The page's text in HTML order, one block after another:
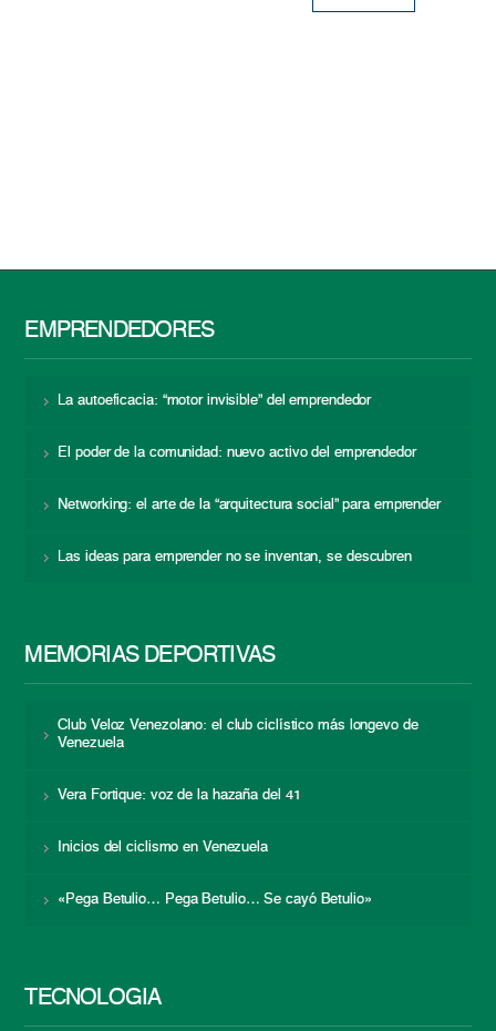
EMPRENDEDORES
La autoeficacia: “motor invisible” del emprendedor
El poder de la comunidad: nuevo activo del emprendedor
Networking: el arte de la “arquitectura social” para emprender
Las ideas para emprender no se inventan, se descubren
MEMORIAS DEPORTIVAS
Club Veloz Venezolano: el club ciclístico más longevo de
Venezuela
Vera Fortique: voz de la hazaña del 41
Inicios del ciclismo en Venezuela
«Pega Betulio… Pega Betulio… Se cayó Betulio»
TECNOLOGÍA